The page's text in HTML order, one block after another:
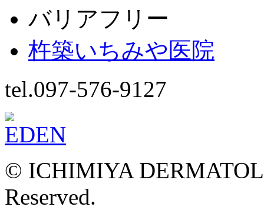
バリアフリー
杵築いちみや医院
tel.097-576-9127
© ICHIMIYA
Reserved.